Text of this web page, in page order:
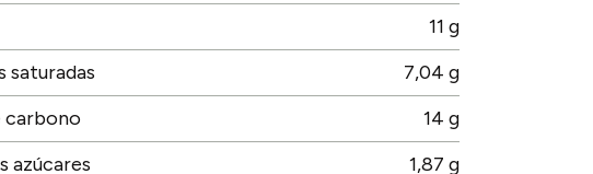
11 g
saturadas
7,04 g
carbono
14 g
azúcares
1,87 g